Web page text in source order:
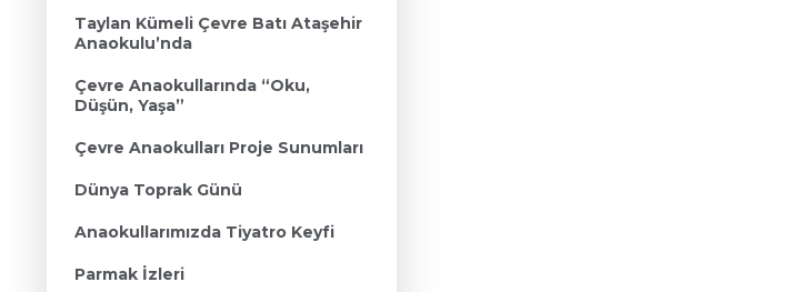
Taylan Kümeli Çevre Batı Ataşehir
Anaokulu’nda
Çevre Anaokullarında “Oku,
Düşün, Yaşa”
Çevre Anaokulları Proje Sunumları
Dünya Toprak Günü
Anaokullarımızda Tiyatro Keyfi
Parmak İzleri